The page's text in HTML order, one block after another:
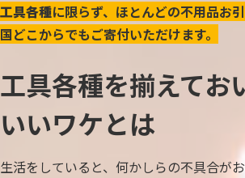
工具各種に限らず、ほとんどの不用品お
国どこからでもご寄付いただけます。
工具各種を揃えてお
いいワケとは
生活をしていると、何かしらの不具合が